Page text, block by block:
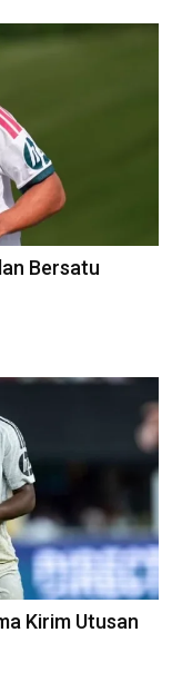
Bersatu
Kirim Utusan